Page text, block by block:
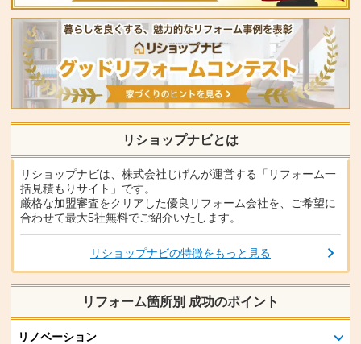
リショップナビとは
リショップナビは、株式会社じげんが運営する「リフォーム一
括見積もりサイト」です。
厳格な加盟審査をクリアした優良リフォーム会社を、ご希望に
合わせて最大5社無料でご紹介いたします。
リショップナビの特徴をもっと見る
リフォーム箇所別 成功のポイント
リノベーション